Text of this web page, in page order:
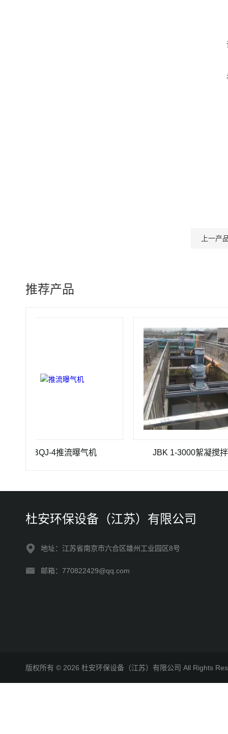
上一产
推荐产品
TBQJ-4推流曝气机 JBK 1-3000絮凝搅拌机
杜安环保设备（江苏）有限公司
地址：江苏省南京市六合区雄州工业园区8号
邮箱：770822429@qq.com
版权所有 © 2026 杜安环保设备（江苏）有限公司 All Rights